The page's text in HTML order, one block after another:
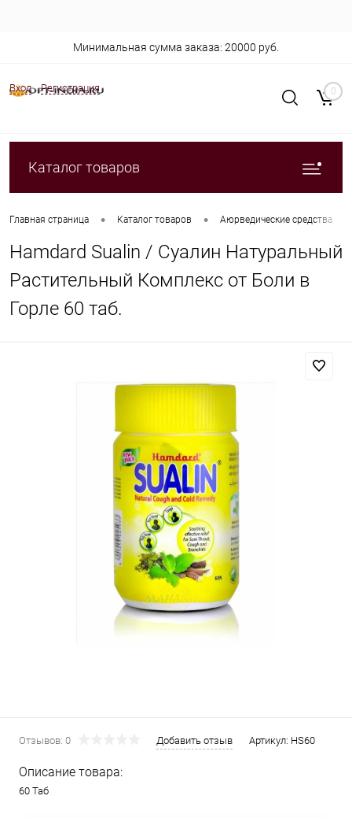
Вход Регистрация
Минимальная сумма заказа: 20000 руб.
0
Каталог товаров
Главная страница • Каталог товаров • Аюрведические средства
Hamdard Sualin / Суалин Натуральный
Растительный Комплекс от Боли в
Горле 60 таб.
Отзывов: 0 Добавить отзыв Артикул: HS60
Описание товара:
60 Таб